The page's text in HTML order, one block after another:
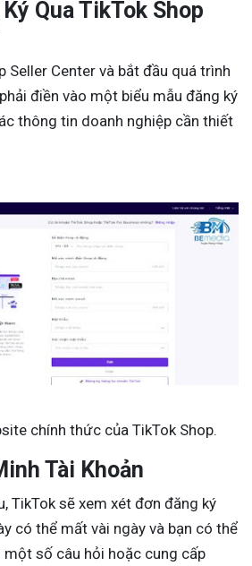
Qua TikTok Shop
Seller Center và bắt đầu quá trình
điền vào một biểu mẫu đăng ký
thông tin doanh nghiệp cần thiết
chính thức của TikTok Shop.
Tài Khoản
TikTok sẽ xem xét đơn đăng ký
có thể mất vài ngày và bạn có thể
số câu hỏi hoặc cung cấp